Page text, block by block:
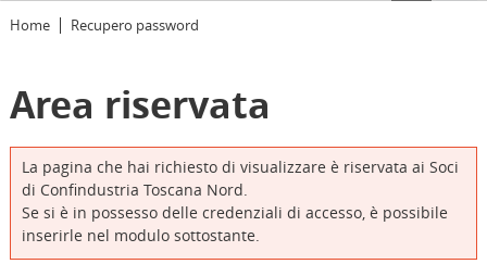
Home Recupero password
Area riservata
La pagina che hai richiesto di visualizzare è riservata ai Soci
di Confindustria Toscana Nord.
Se si è in possesso delle credenziali di accesso, è possibile
inserirle nel modulo sottostante.